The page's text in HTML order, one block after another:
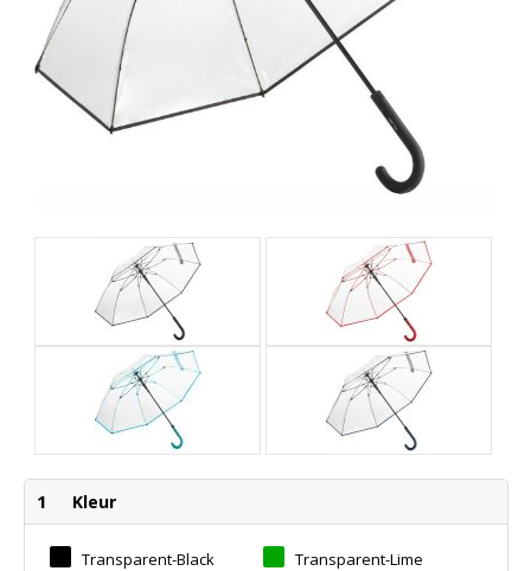
1 Kleur
Transparent-Black
Transparent-Lime